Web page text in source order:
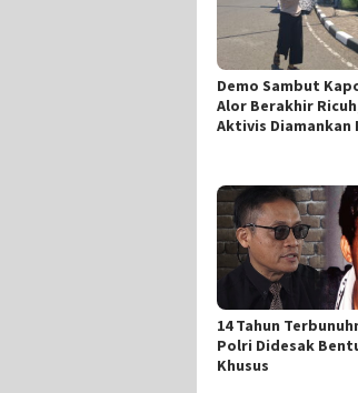
Demo Sambut
Alor Berakhir
Aktivis Diamankan
14 Tahun
Polri Didesak
Khusus